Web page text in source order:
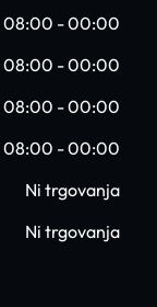
08:00 - 00:00
08:00 - 00:00
08:00 - 00:00
08:00 - 00:00
Ni trgovanja
Ni trgovanja